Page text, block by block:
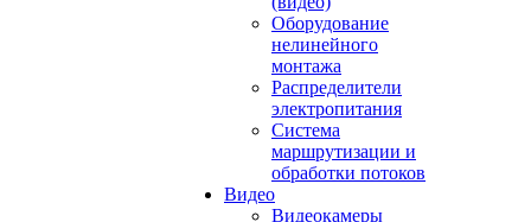
Оборудование
нелинейного
монтажа
Распределители
электропитания
Система
маршрутизации и
обработки потоков
Видео
Видеокамеры